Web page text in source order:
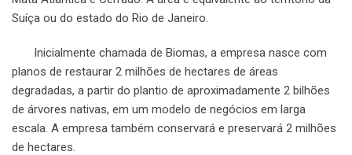
Suíça ou do estado do Rio de Janeiro.
Inicialmente chamada de Biomas, a empresa nasce com
planos de restaurar 2 milhões de hectares de áreas
degradadas, a partir do plantio de aproximadamente 2 bilhões
de árvores nativas, em um modelo de negócios em larga
escala. A empresa também conservará e preservará 2 milhões
de hectares.